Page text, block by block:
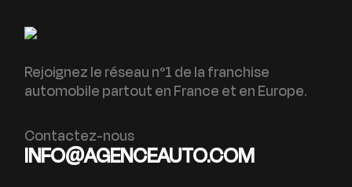
Rejoignez le réseau n°1 de la franchise
automobile partout en France et en Europe.
Contactez-nous
INFO@AGENCEAUTO.COM